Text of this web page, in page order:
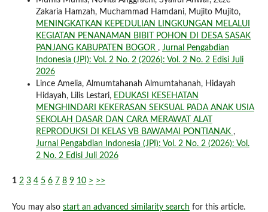
Zakaria Hamzah, Muchammad Hamdani, Mujito Mujito,
MENINGKATKAN KEPEDULIAN LINGKUNGAN MELALUI
KEGIATAN PENANAMAN BIBIT POHON DI DESA SASAK
PANJANG KABUPATEN BOGOR , Jurnal Pengabdian
Indonesia (JPI): Vol. 2 No. 2 (2026): Vol. 2 No. 2 Edisi Juli
2026
Lince Amelia, Almumtahanah Almumtahanah, Hidayah
Hidayah, Lilis Lestari, EDUKASI KESEHATAN
MENGHINDARI KEKERASAN SEKSUAL PADA ANAK USIA
SEKOLAH DASAR DAN CARA MERAWAT ALAT
REPRODUKSI DI KELAS VB BAWAMAI PONTIANAK ,
Jurnal Pengabdian Indonesia (JPI): Vol. 2 No. 2 (2026): Vol.
2 No. 2 Edisi Juli 2026
1 2 3 4 5 6 7 8 9 10 > >>
You may also start an advanced similarity search for this article.